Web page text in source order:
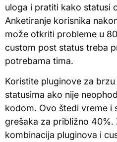
uloga i pratiti kako statusi
Anketiranje korisnika
može otkriti probleme u
custom post status treba
potrebama tima.
Koristite pluginove za
statusima ako nije
kodom. Ovo štedi vreme i
grešaka za približno 40%.
kombinacija pluginova i